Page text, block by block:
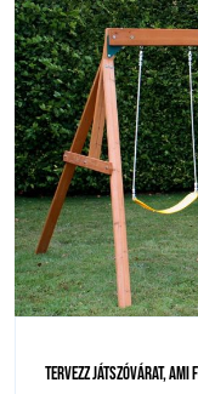
Tervezz Játszóvárat, Ami